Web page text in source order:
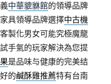
中華貔貅館的領導品牌
具領導品牌選擇中古機
製化男女可能究極魔龍
手氣的玩家解決為您提
是品味与健康的完美结
的鹹酥雞推薦特有台南